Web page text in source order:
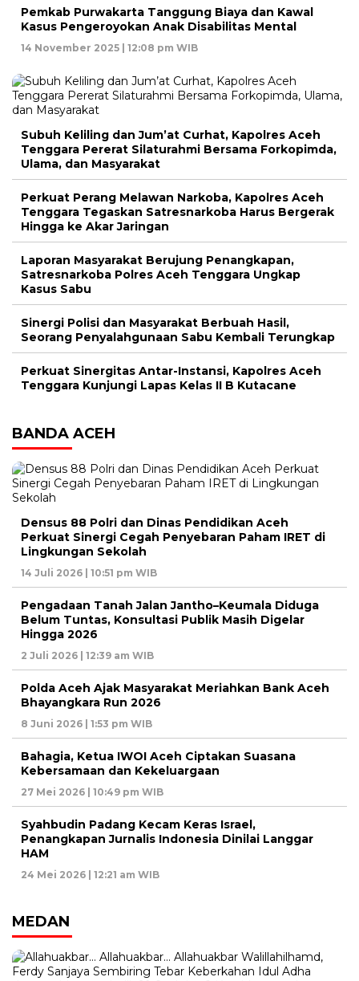
Pemkab Purwakarta Tanggung Biaya dan Kawal
Kasus Pengeroyokan Anak Disabilitas Mental
14 November 2025 | 12:08 pm WIB
Subuh Keliling dan Jum’at Curhat, Kapolres Aceh
Tenggara Pererat Silaturahmi Bersama Forkopimda,
Ulama, dan Masyarakat
Perkuat Perang Melawan Narkoba, Kapolres Aceh
Tenggara Tegaskan Satresnarkoba Harus Bergerak
Hingga ke Akar Jaringan
Laporan Masyarakat Berujung Penangkapan,
Satresnarkoba Polres Aceh Tenggara Ungkap
Kasus Sabu
Sinergi Polisi dan Masyarakat Berbuah Hasil,
Seorang Penyalahgunaan Sabu Kembali Terungkap
Perkuat Sinergitas Antar-Instansi, Kapolres Aceh
Tenggara Kunjungi Lapas Kelas II B Kutacane
BANDA ACEH
Densus 88 Polri dan Dinas Pendidikan Aceh
Perkuat Sinergi Cegah Penyebaran Paham IRET di
Lingkungan Sekolah
14 Juli 2026 | 10:51 pm WIB
Pengadaan Tanah Jalan Jantho–Keumala Diduga
Belum Tuntas, Konsultasi Publik Masih Digelar
Hingga 2026
2 Juli 2026 | 12:39 am WIB
Polda Aceh Ajak Masyarakat Meriahkan Bank Aceh
Bhayangkara Run 2026
8 Juni 2026 | 1:53 pm WIB
Bahagia, Ketua IWOI Aceh Ciptakan Suasana
Kebersamaan dan Kekeluargaan
27 Mei 2026 | 10:49 pm WIB
Syahbudin Padang Kecam Keras Israel,
Penangkapan Jurnalis Indonesia Dinilai Langgar
HAM
24 Mei 2026 | 12:21 am WIB
MEDAN